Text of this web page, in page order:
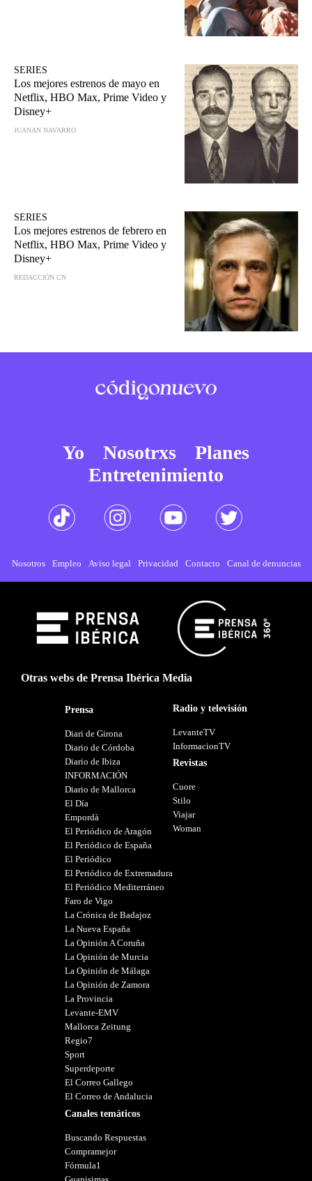
SERIES
Los mejores estrenos de mayo en
Netflix, HBO Max, Prime Video y
Disney+
JUANAN NAVARRO
SERIES
Los mejores estrenos de febrero en
Netflix, HBO Max, Prime Video y
Disney+
REDACCIÓN CN
Yo Nosotrxs
Planes
Entretenimiento
Nosotros Empleo Aviso legal Privacidad Contacto Canal de denuncias
Otras webs de Prensa Ibérica Media
Prensa
Diari de Girona
Diario de Córdoba
Diario de Ibiza
INFORMACIÓN
Diario de Mallorca
El Día
Empordà
El Periódico de Aragón
El Periódico de España
El Periódico
El Periódico de Extremadura
El Periódico Mediterráneo
Faro de Vigo
La Crónica de Badajoz
La Nueva España
La Opinión A Coruña
La Opinión de Murcia
La Opinión de Málaga
La Opinión de Zamora
La Provincia
Levante-EMV
Mallorca Zeitung
Regio7
Sport
Superdeporte
El Correo Gallego
El Correo de Andalucia
Canales temáticos
Buscando Respuestas
Compramejor
Fórmula1
Radio y televisión
LevanteTV
InformacionTV
Revistas
Cuore
Stilo
Viajar
Woman